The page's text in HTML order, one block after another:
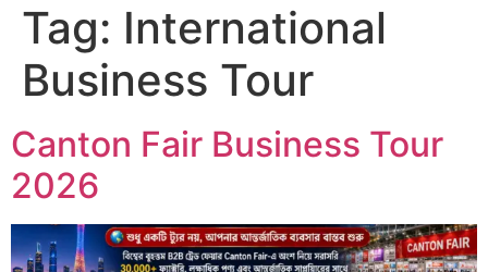
Tag: International
Business Tour
Canton Fair Business Tour
2026